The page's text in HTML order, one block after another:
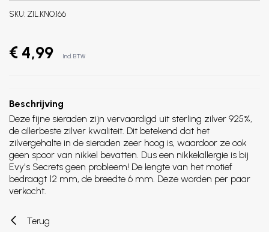
SKU: ZIL.KNO.166
€ 4,99 Incl. BTW
Beschrijving
Deze fijne sieraden zijn vervaardigd uit sterling zilver 925%,
de allerbeste zilver kwaliteit. Dit betekend dat het
zilvergehalte in de sieraden zeer hoog is, waardoor ze ook
geen spoor van nikkel bevatten. Dus een nikkelallergie is bij
Evy's Secrets geen probleem! De lengte van het motief
bedraagt 12 mm, de breedte 6 mm. Deze worden per paar
verkocht.
Terug